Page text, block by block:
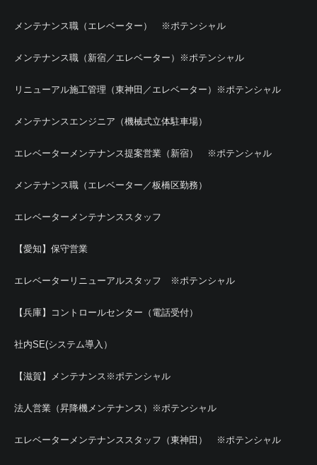
メンテナンス職（エレベーター） ※ポテンシャル
メンテナンス職（新宿／エレベーター）※ポテンシャル
リニューアル施工管理（東神田／エレベーター）※ポテンシャル
メンテナンスエンジニア（機械式立体駐車場）
エレベーターメンテナンス提案営業（新宿） ※ポテンシャル
メンテナンス職（エレベーター／板橋区勤務）
エレベーターメンテナンススタッフ
【愛知】保守営業
エレベーターリニューアルスタッフ ※ポテンシャル
【兵庫】コントロールセンター（電話受付）
社内SE(システム導入）
【滋賀】メンテナンス※ポテンシャル
法人営業（昇降機メンテナンス）※ポテンシャル
エレベーターメンテナンススタッフ（東神田） ※ポテンシャル